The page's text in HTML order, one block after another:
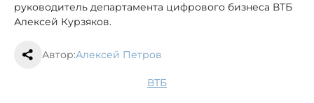
руководитель департамента цифрового бизнеса ВТБ
Алексей Курзяков.
Автор:Алексей Петров
ВТБ